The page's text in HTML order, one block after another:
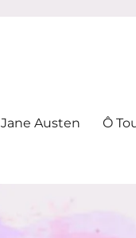
Jane Austen Ô